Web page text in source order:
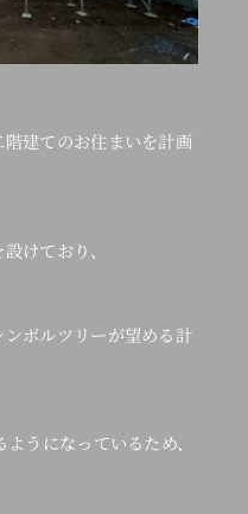
建てのお住まいを計画
けており、
ボルツリーが望める計
うになっているため、